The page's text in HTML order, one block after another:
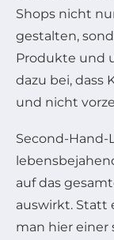
Shops nicht
gestalten,
Produkte und
dazu bei, dass
und nicht
Second-Hand-
auf das
auswirkt. Statt
man hier einer